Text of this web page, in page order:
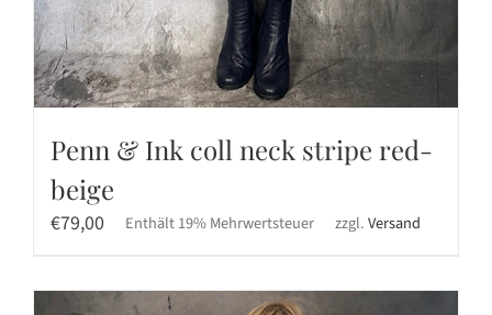
Penn & Ink coll neck stripe red-
beige
€79,00 Enthält 19% Mehrwertsteuer zzgl.Versand